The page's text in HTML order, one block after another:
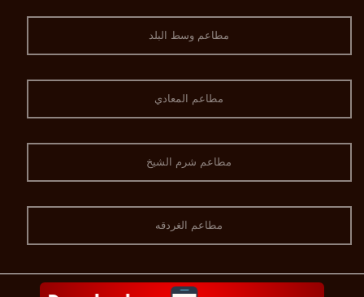
مطاعم وسط البلد
مطاعم المعادي
مطاعم شرم الشيخ
مطاعم الغردقه